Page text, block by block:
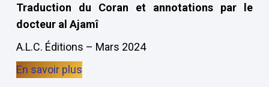
Traduction du Coran et annotations par le
docteur al Ajamî
A.L.C. Éditions – Mars 2024
En savoir plus